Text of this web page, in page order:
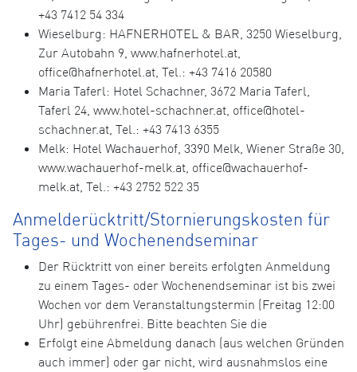
+43 7412 54 334
Wieselburg: HAFNERHOTEL & BAR, 3250 Wieselburg,
Zur Autobahn 9, www.hafnerhotel.at,
office@hafnerhotel.at, Tel.: +43 7416 20580
Maria Taferl: Hotel Schachner, 3672 Maria Taferl,
Taferl 24, www.hotel-schachner.at, office@hotel-
schachner.at, Tel.: +43 7413 6355
Melk: Hotel Wachauerhof, 3390 Melk, Wiener Straße 30,
www.wachauerhof-melk.at, office@wachauerhof-
melk.at, Tel.: +43 2752 522 35
Anmelderücktritt/Stornierungskosten für
Tages- und Wochenendseminar
Der Rücktritt von einer bereits erfolgten Anmeldung
zu einem Tages- oder Wochenendseminar ist bis zwei
Wochen vor dem Veranstaltungstermin (Freitag 12:00
Uhr) gebührenfrei. Bitte beachten Sie die
Erfolgt eine Abmeldung danach (aus welchen Gründen
auch immer) oder gar nicht, wird ausnahmslos eine